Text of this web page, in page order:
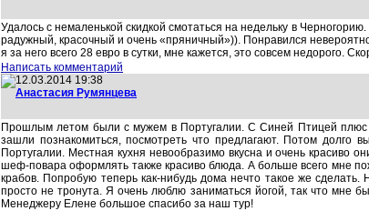
Удалось с немаленькой скидкой смотаться на недельку в
радужный, красочный и очень «пряничный»)). Понравился
я за него всего 28 евро в сутки, мне кажется, это совсем недорого.
Написать комментарий
12.03.2014 19:38
Анастасия Румянцева
Прошлым летом были с мужем в Португалии. С Синей Птицей плюс
зашли познакомиться, посмотреть что предлагают. Потом
Португалии. Местная кухня невообразимо вкусна и очень красиво
шеф-повара оформлять также красиво блюда. А больше всего мне
крабов. Попробую теперь как-нибудь дома нечто такое же
просто не тронута. Я очень люблю заниматься йогой, так что мне
Менеджеру Елене большое спасибо за наш тур!